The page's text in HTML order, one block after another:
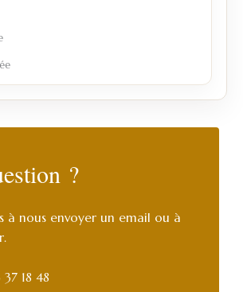
?
à nous envoyer un email ou à
18 48